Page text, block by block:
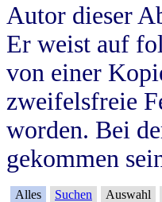
Autor dieser
Er weist auf
von einer
zweifelsfreie
worden. Bei
gekommen
Alles Suchen Auswahl